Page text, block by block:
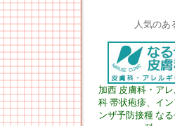
人気のあ
加西 皮膚科・ア
科 帯状疱疹、イ
ンザ予防接種 な